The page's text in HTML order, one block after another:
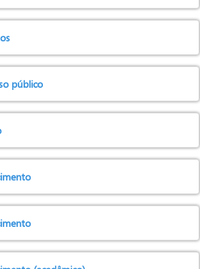
público